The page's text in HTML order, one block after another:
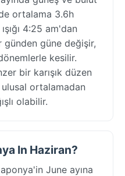
ortalama 3.6h
4:25 am'dan
günden güne değişir,
kesilir.
bir karışık düzen
ortalamadan
olabilir.
In Haziran?
June ayına